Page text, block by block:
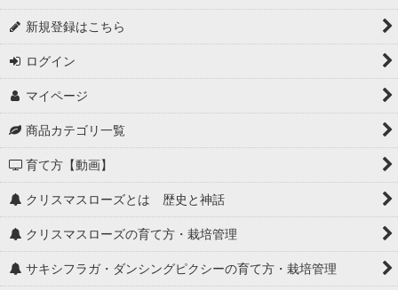
新規登録はこちら
ログイン
マイページ
商品カテゴリ一覧
育て方【動画】
クリスマスローズとは 歴史と神話
クリスマスローズの育て方・栽培管理
サキシフラガ・ダンシングピクシーの育て方・栽培管理